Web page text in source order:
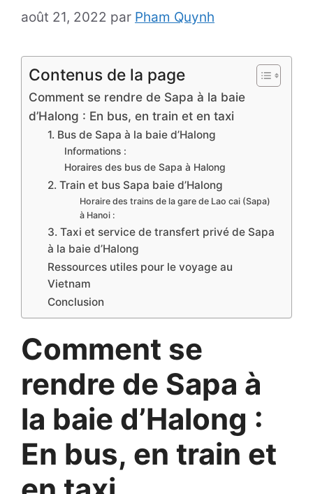
août 21, 2022 par Pham Quynh
Contenus de la page
Comment se rendre de Sapa à la baie
d’Halong : En bus, en train et en taxi
1. Bus de Sapa à la baie d’Halong
Informations :
Horaires des bus de Sapa à Halong
2. Train et bus Sapa baie d’Halong
Horaire des trains de la gare de Lao cai (Sapa)
à Hanoi :
3. Taxi et service de transfert privé de Sapa
à la baie d’Halong
Ressources utiles pour le voyage au
Vietnam
Conclusion
Comment se
rendre de Sapa à
la baie d’Halong :
En bus, en train et